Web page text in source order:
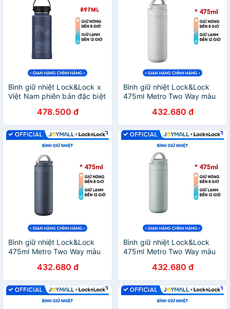
Bình giữ nhiệt Lock&Lock x
Việt Nam phiên bản đặc biệt
và ống hút đầu Silicone -
JoyMall
478.500 đ
Bình giữ nhiệt Lock&Lock
475ml Metro Two Way màu
chính hãng, có quai xách, đế
silicone chống trượt -
JoyMall
432.680 đ
Bình giữ nhiệt Lock&Lock
475ml Metro Two Way màu
Hàng chính hãng, có quai
xách, đế silicone chống
trượt - JoyMall
432.680 đ
Bình giữ nhiệt Lock&Lock
475ml Metro Two Way màu
Hàng chính hãng, có quai
xách, đế silicone chống
trượt - JoyMall
432.680 đ